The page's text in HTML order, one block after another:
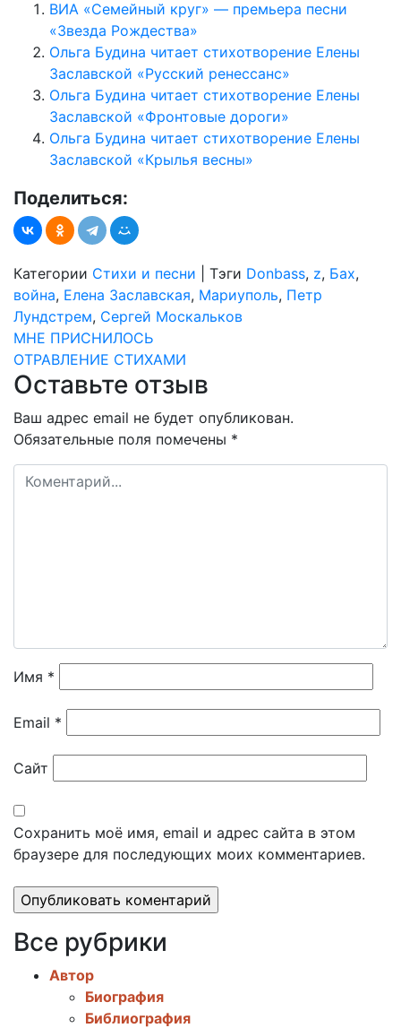
ВИА «Семейный круг» — премьера песни
«Звезда Рождества»
Ольга Будина читает стихотворение Елены
Заславской «Русский ренессанс»
Ольга Будина читает стихотворение Елены
Заславской «Фронтовые дороги»
Ольга Будина читает стихотворение Елены
Заславской «Крылья весны»
Поделиться:
Категории Стихи и песни Тэги Donbass, z, Бах,
война, Елена Заславская, Мариуполь, Петр
Лундстрем, Сергей Москальков
Навигация
по
записям
МНЕ ПРИСНИЛОСЬ
ОТРАВЛЕНИЕ СТИХАМИ
Оставьте отзыв
Ваш адрес email не будет опубликован.
Обязательные поля помечены *
Имя *
Email *
Сайт
Сохранить моё имя, email и адрес сайта в этом
браузере для последующих моих комментариев.
Все рубрики
Автор
Биография
Библиография